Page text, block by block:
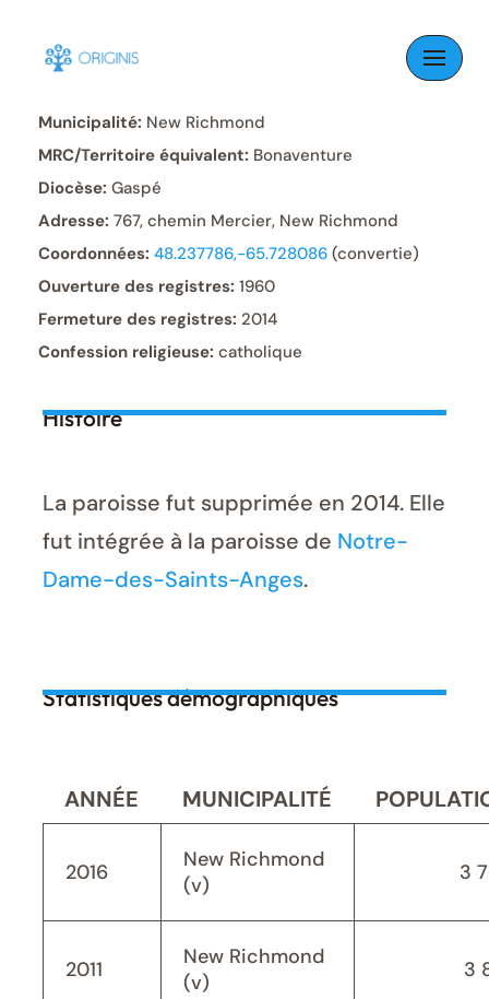
Skip
content
Municipalité: New Richmond
MRC/Territoire équivalent: Bonaventure
Diocèse: Gaspé
Adresse: 767, chemin Mercier, New Richmond
Coordonnées: 48.237786,-65.728086 (convertie)
Ouverture des registres: 1960
Fermeture des registres: 2014
Confession religieuse: catholique
Histoire
La paroisse fut supprimée en 2014. Elle
fut intégrée à la paroisse de Notre-
Dame-des-Saints-Anges.
Statistiques démographiques
ANNÉE MUNICIPALITÉ
2016
New Richmond
(v)
3
2011
New Richmond
(v)
3